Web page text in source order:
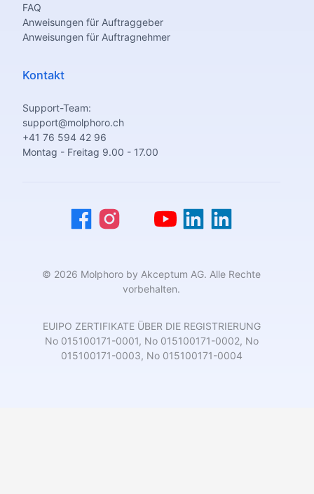
FAQ
Anweisungen für Auftraggeber
Anweisungen für Auftragnehmer
Kontakt
Support-Team:
support@molphoro.ch
+41 76 594 42 96
Montag - Freitag 9.00 - 17.00
© 2026 Molphoro by Akceptum AG. Alle Rechte
vorbehalten.
EUIPO ZERTIFIKATE ÜBER DIE REGISTRIERUNG
No 015100171-0001, No 015100171-0002, No
015100171-0003, No 015100171-0004